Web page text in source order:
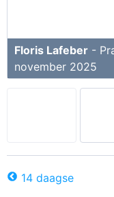
Floris Lafeber -
november 2025
14 daagse